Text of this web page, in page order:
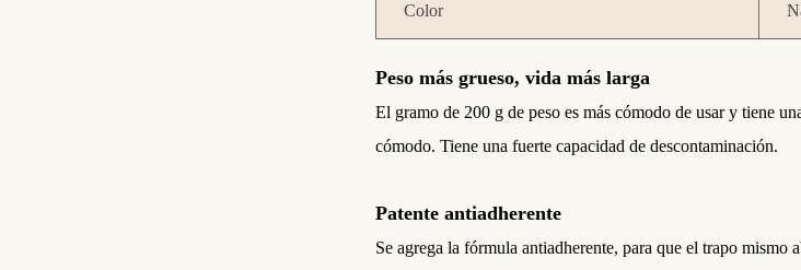
Color
Peso más grueso, vida más larga
El gramo de 200 g de peso es más cómodo de usar y tiene
cómodo. Tiene una fuerte capacidad de descontaminación.
Patente antiadherente
Se agrega la fórmula antiadherente, para que el trapo mismo